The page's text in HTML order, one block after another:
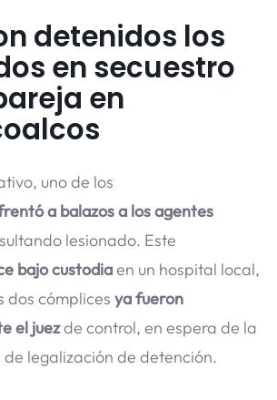
detenidos los
en secuestro
en
uno de los
a balazos a los agentes
lesionado. Este
bajo custodiaen un hospital local,
dos cómplices ya fueron
el juezde control, en espera de la
legalización de detención.